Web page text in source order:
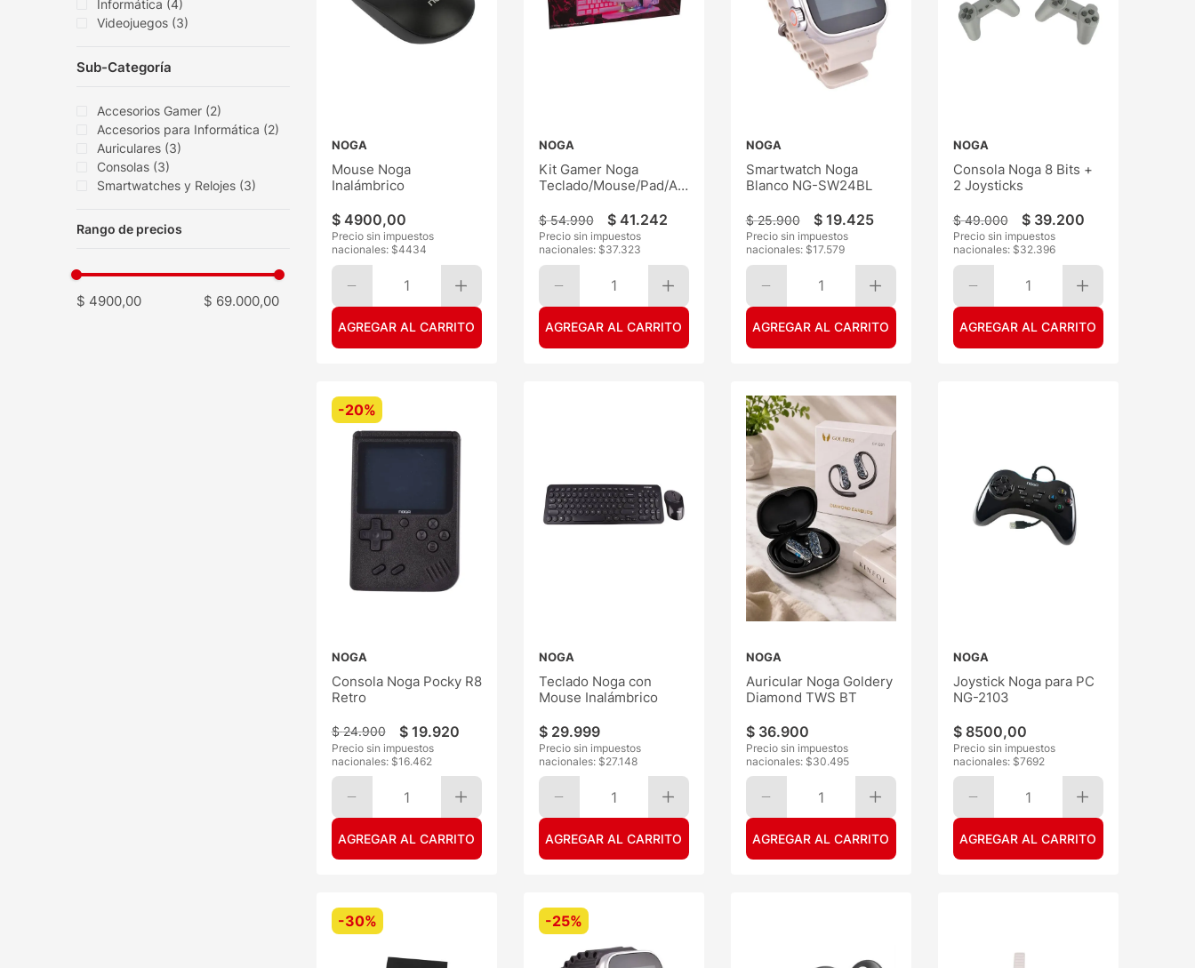
Informática (4)
Videojuegos (3)
Sub-Categoría
Accesorios Gamer (2)
Accesorios para Informática (2)
Auriculares (3)
Consolas (3)
Smartwatches y Relojes (3)
$ 4900,00 $ 69.000,00
NOGA
Mouse Noga
Inalámbrico
$ 4900,00
Precio sin impuestos
nacionales: $4434
1
AGREGAR AL CARRITO
NOGA
Kit Gamer Noga
Teclado/Mouse/Pad/Auric.
$ 54.990 $ 41.242
Precio sin impuestos
nacionales: $37.323
1
AGREGAR AL CARRITO
NOGA
Smartwatch Noga
Blanco NG-SW24BL
$ 25.900 $ 19.425
Precio sin impuestos
nacionales: $17.579
1
AGREGAR AL CARRITO
NOGA
Consola Noga 8 Bits +
2 Joysticks
$ 49.000 $ 39.200
Precio sin impuestos
nacionales: $32.396
1
AGREGAR AL CARRITO
-20%
NOGA
Consola Noga Pocky R8
Retro
$ 24.900 $ 19.920
Precio sin impuestos
nacionales: $16.462
1
AGREGAR AL CARRITO
NOGA
Teclado Noga con
Mouse Inalámbrico
$ 29.999
Precio sin impuestos
nacionales: $27.148
1
AGREGAR AL CARRITO
NOGA
Auricular Noga Goldery
Diamond TWS BT
$ 36.900
Precio sin impuestos
nacionales: $30.495
1
AGREGAR AL CARRITO
NOGA
Joystick Noga para PC
NG-2103
$ 8500,00
Precio sin impuestos
nacionales: $7692
1
AGREGAR AL CARRITO
-30% -25%